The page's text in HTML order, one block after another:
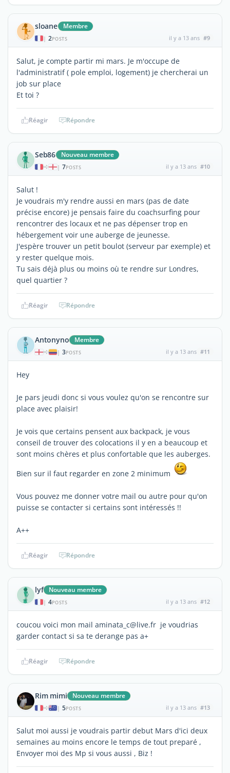
sloane Membre
| 2POSTS il y a 13 ans #9
Salut, je compte partir mi mars. Je m'occupe de
l'administratif ( pole emploi, logement) je chercherai un
job sur place
Et toi ?
Réagir Répondre
Seb86 Nouveau membre
| 7POSTS il y a 13 ans #10
Salut !
Je voudrais m'y rendre aussi en mars (pas de date
précise encore) je pensais faire du coachsurfing pour
rencontrer des locaux et ne pas dépenser trop en
hébergement voir une auberge de jeunesse.
J'espère trouver un petit boulot (serveur par exemple) et
y rester quelque mois.
Tu sais déjà plus ou moins où te rendre sur Londres,
quel quartier ?
Réagir Répondre
Antonyno Membre
| 3POSTS il y a 13 ans #11
Hey
Je pars jeudi donc si vous voulez qu'on se rencontre sur
place avec plaisir!
Je vois que certains pensent aux backpack, je vous
conseil de trouver des colocations il y en a beaucoup et
sont moins chères et plus confortable que les auberges.
Bien sur il faut regarder en zone 2 minimum
Vous pouvez me donner votre mail ou autre pour qu'on
puisse se contacter si certains sont intéressés !!
A++
Réagir Répondre
lyf Nouveau membre
| 4POSTS il y a 13 ans #12
coucou voici mon mail aminata_c@live.fr je voudrias
garder contact si sa te derange pas a+
Réagir Répondre
Rim mimi Nouveau membre
| 5POSTS il y a 13 ans #13
Salut moi aussi je voudrais partir debut Mars d'ici deux
semaines au moins encore le temps de tout preparé ,
Envoyer moi des Mp si vous aussi , Biz !